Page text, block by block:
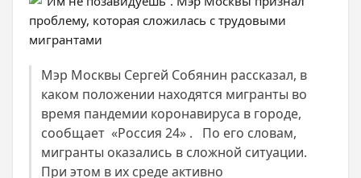
Мэр Москвы Сергей Собянин рассказал, в
каком положении находятся мигранты во
время пандемии коронавируса в городе,
сообщает «Россия 24» . По его словам,
мигранты оказались в сложной ситуации.
При этом в их среде активно